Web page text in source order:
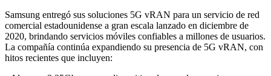
Samsung entregó sus soluciones 5G vRAN para un servicio de red
comercial estadounidense a gran escala lanzado en diciembre de
2020, brindando servicios móviles confiables a millones de usuarios.
La compañía continúa expandiendo su presencia de 5G vRAN, con
hitos recientes que incluyen: